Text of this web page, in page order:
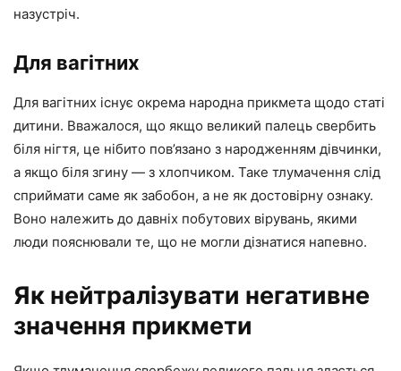
назустріч.
Для вагітних
Для вагітних існує окрема народна прикмета щодо статі
дитини. Вважалося, що якщо великий палець свербить
біля нігтя, це нібито пов’язано з народженням дівчинки,
а якщо біля згину — з хлопчиком. Таке тлумачення слід
сприймати саме як забобон, а не як достовірну ознаку.
Воно належить до давніх побутових вірувань, якими
люди пояснювали те, що не могли дізнатися напевно.
Як нейтралізувати негативне
значення прикмети